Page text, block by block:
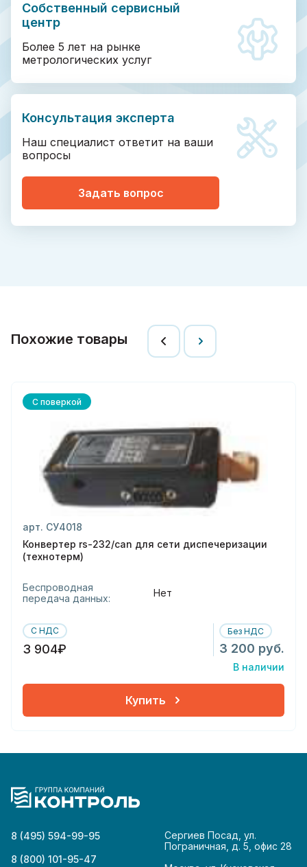
Собственный сервисный
центр
Более 5 лет на рынке
метрологических услуг
Консультация эксперта
Наш специалист ответит на ваши
вопросы
Задать вопрос
Похожие товары
С поверкой
арт. СУ4018
Конвертер rs-232/can для сети диспечеризации
(технотерм)
Беспроводная
передача данных:
Нет
С НДС
3 904₽
Без НДС
3 200 руб.
В наличии
Купить
8 (495) 594-99-95
8 (800) 101-95-47
Сергиев Посад, ул.
Пограничная, д. 5, офис 28